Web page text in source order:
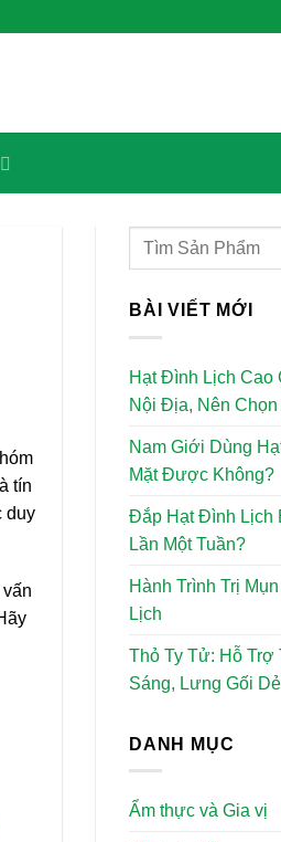
tín
duy
BÀI VIẾT MỚI
Hạt Đình Lịch Cao
Nội Địa, Nên Chọn
Nam Giới Dùng
Mặt Được Không?
Đắp Hạt Đình Lịch
Lần Một Tuần?
Hành Trình Trị
Lịch
Thỏ Ty Tử: Hỗ Trợ
Sáng, Lưng Gối
DANH MỤC
Ẩm thực và Gia vị